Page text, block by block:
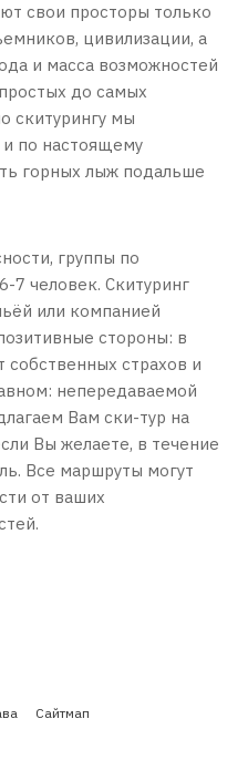
свои просторы только
цивилизации, а
и масса возможностей
до самых
скитурингу мы
и по настоящему
горных лыж подальше
группы по
7 человек. Скитуринг
или компанией
стороны: в
собственных страхов и
непередаваемой
Вам ски-тур на
Вы желаете, в течение
Все маршруты могут
от ваших
Сайтмап